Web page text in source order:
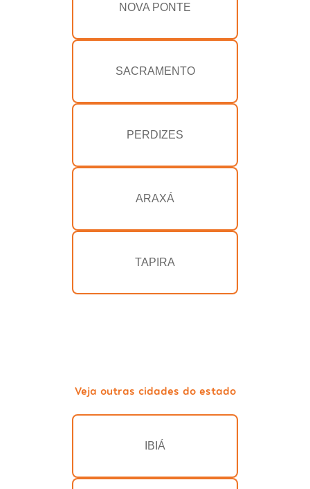
NOVA PONTE
SACRAMENTO
PERDIZES
ARAXÁ
TAPIRA
Veja outras cidades do estado
IBIÁ